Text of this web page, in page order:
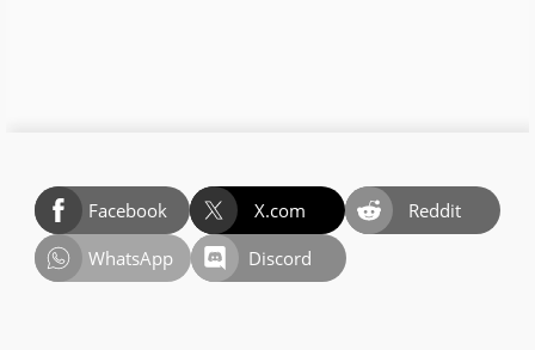
Facebook X.com
Reddit
WhatsApp
Discord